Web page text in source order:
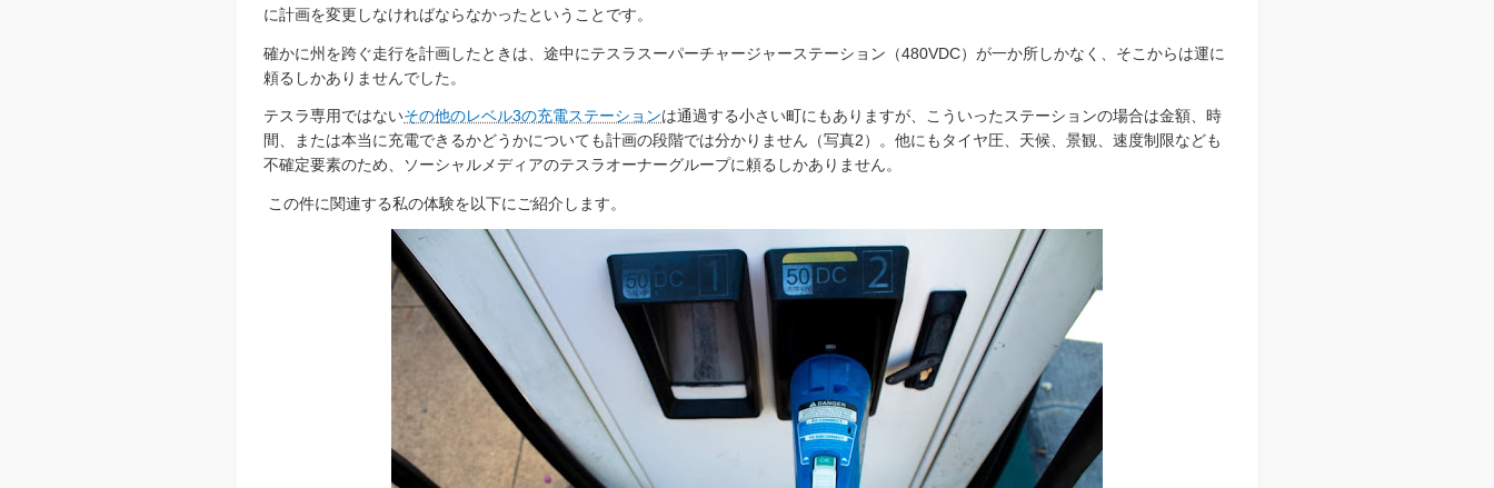
に計画を変更しなければならなかったということです。
確かに州を跨ぐ走行を計画したときは、途中にテスラスーパーチャージャーステーション（480VDC）が一か所しかなく、そこからは運に
頼るしかありませんでした。
テスラ専用ではないその他のレベル3の充電ステーションは通過する小さい町にもありますが、こういったステーションの場合は金額、時
間、または本当に充電できるかどうかについても計画の段階では分かりません（写真2）。他にもタイヤ圧、天候、景観、速度制限なども
不確定要素のため、ソーシャルメディアのテスラオーナーグループに頼るしかありません。
この件に関連する私の体験を以下にご紹介します。